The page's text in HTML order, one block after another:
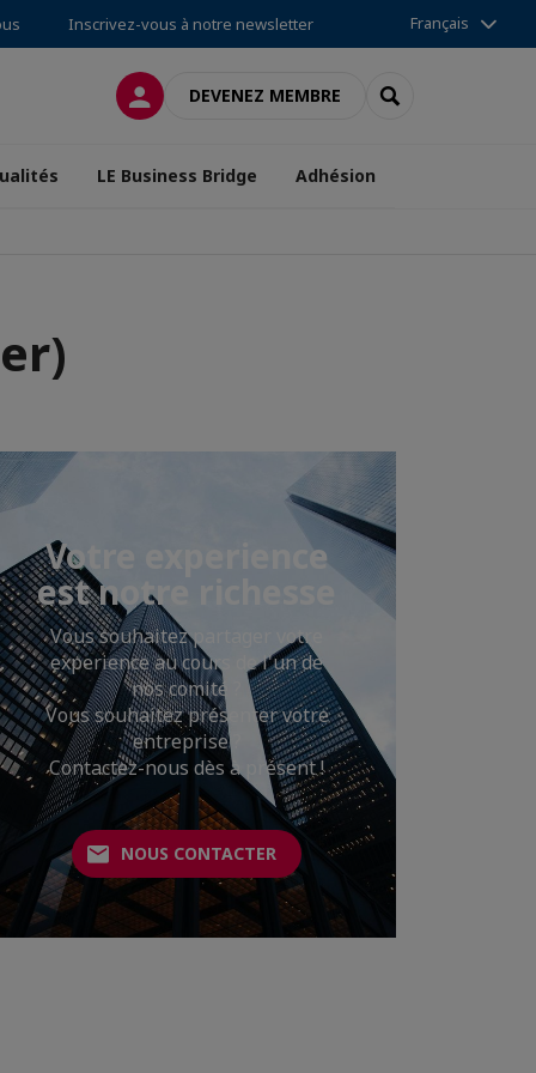
Inscrivez-vous à notre newsletter Français
CONNEXIONDEVENEZ MEMBRE RECHERCHER
LE Business Bridge Adhésion
Votre experience
est notre richesse
Vous souhaitez partager votre
experience au cours de l'un de
nos comité ?
Vous souhaitez présenter votre
entreprise ?
Contactez-nous dès à présent !
NOUS CONTACTER